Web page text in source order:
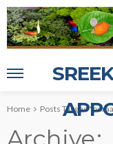
Home Posts Tagged